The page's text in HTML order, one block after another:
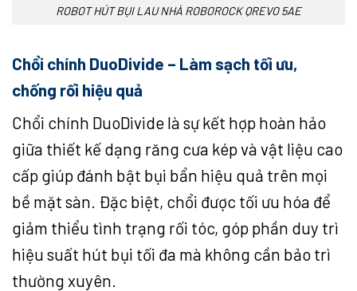
ROBOT HÚT BỤI LAU NHÀ ROBOROCK QREVO 5AE
Chổi chính DuoDivide – Làm sạch tối ưu,
chống rối hiệu quả
Chổi chính DuoDivide là sự kết hợp hoàn hảo
giữa thiết kế dạng răng cưa kép và vật liệu cao
cấp giúp đánh bật bụi bẩn hiệu quả trên mọi
bề mặt sàn. Đặc biệt, chổi được tối ưu hóa để
giảm thiểu tình trạng rối tóc, góp phần duy trì
hiệu suất hút bụi tối đa mà không cần bảo trì
thường xuyên.